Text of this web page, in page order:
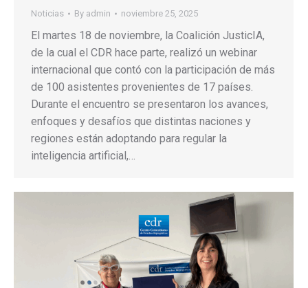
Noticias By admin noviembre 25, 2025
El martes 18 de noviembre, la Coalición JusticIA,
de la cual el CDR hace parte, realizó un webinar
internacional que contó con la participación de más
de 100 asistentes provenientes de 17 países.
Durante el encuentro se presentaron los avances,
enfoques y desafíos que distintas naciones y
regiones están adoptando para regular la
inteligencia artificial,…